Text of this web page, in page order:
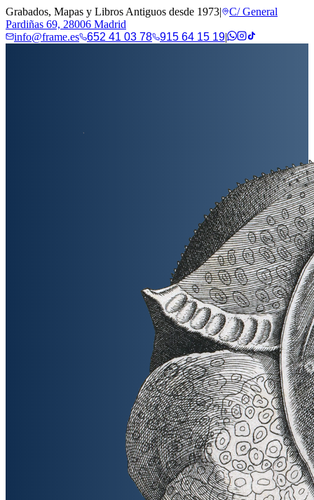
Grabados, Mapas y Libros Antiguos desde 1973|
C/ General
Pardiñas 69, 28006 Madrid
info@frame.es
652 41 03 78 915 64 15 19|